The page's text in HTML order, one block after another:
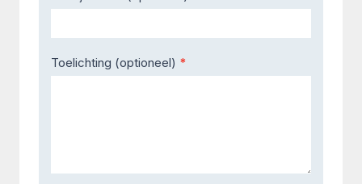
Toelichting (optioneel) *